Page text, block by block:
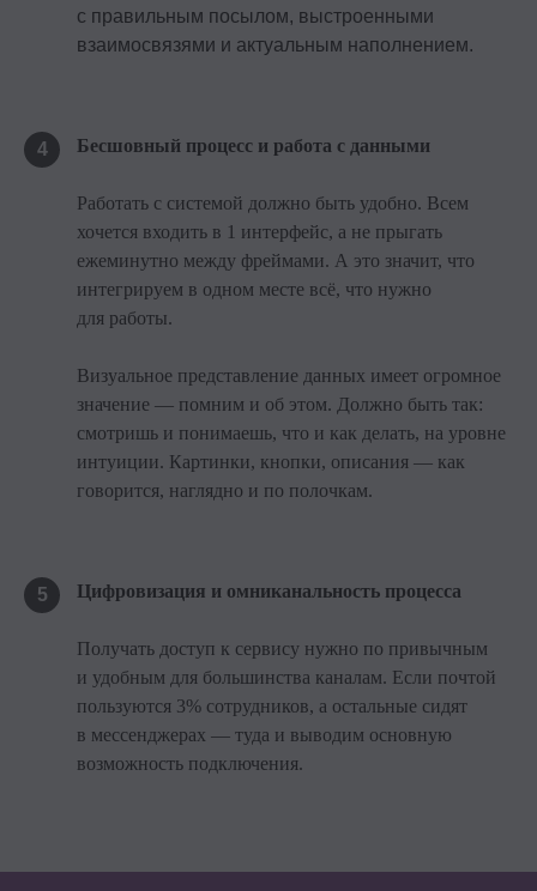
с правильным посылом, выстроенными
взаимосвязями и актуальным наполнением.
4 Бесшовный процесс и работа с данными
Работать с системой должно быть удобно. Всем
хочется входить в 1 интерфейс, а не прыгать
ежеминутно между фреймами. А это значит, что
интегрируем в одном месте всё, что нужно
для работы.
Визуальное представление данных имеет огромное
значение — помним и об этом. Должно быть так:
смотришь и понимаешь, что и как делать, на уровне
интуиции. Картинки, кнопки, описания — как
говорится, наглядно и по полочкам.
5 Цифровизация и омниканальность процесса
Получать доступ к сервису нужно по привычным
и удобным для большинства каналам. Если почтой
пользуются 3% сотрудников, а остальные сидят
в мессенджерах — туда и выводим основную
возможность подключения.